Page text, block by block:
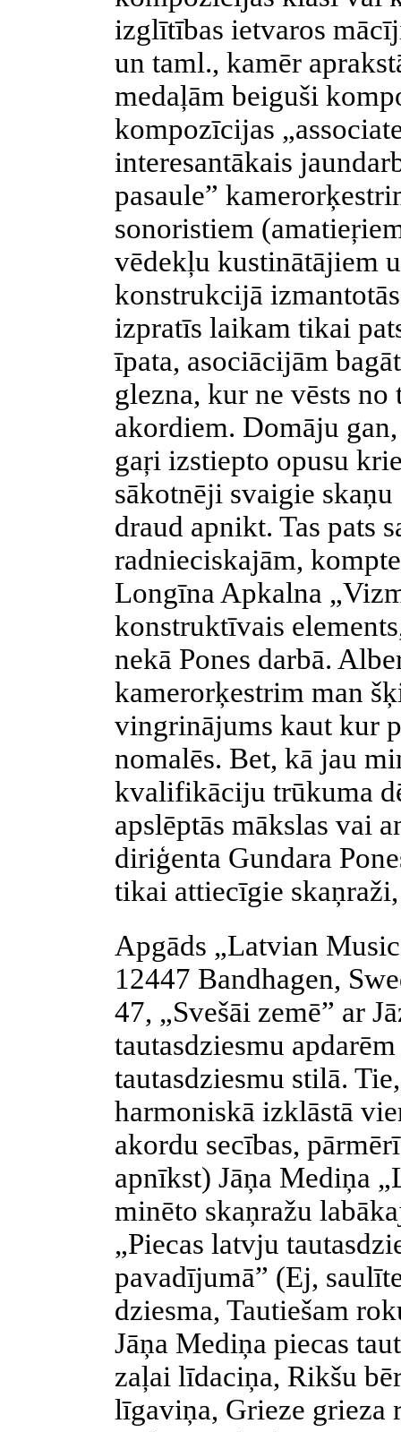
izglītības ietvaros
un taml., kamēr
medaļām beiguši
kompozīcijas
interesantākais
pasaule”
sonoristiem
vēdekļu kustinātājiem
konstrukcijā
izpratīs laikam tikai
īpata, asociācijām
glezna, kur ne vēsts
akordiem. Domāju
gaŗi izstiepto opusu
sākotnēji svaigie
draud apnikt. Tas pats
radnieciskajām,
Longīna Apkalna
konstruktīvais
nekā Pones darbā.
kamerorķestrim man
vingrinājums kaut kur
nomalēs. Bet, kā jau
kvalifikāciju trūkuma
apslēptās mākslas vai
diriģenta Gundara
tikai attiecīgie
Apgāds „Latvian
12447 Bandhagen,
47, „Svešāi zemē” ar
tautasdziesmu
tautasdziesmu stilā.
harmoniskā izklāstā
akordu secības,
apnīkst) Jāņa Mediņa
minēto skaņražu
„Piecas latvju
pavadījumā” (Ej,
dziesma, Tautiešam
Jāņa Mediņa piecas
zaļai līdaciņa, Rikšu
līgaviņa, Grieze grieza